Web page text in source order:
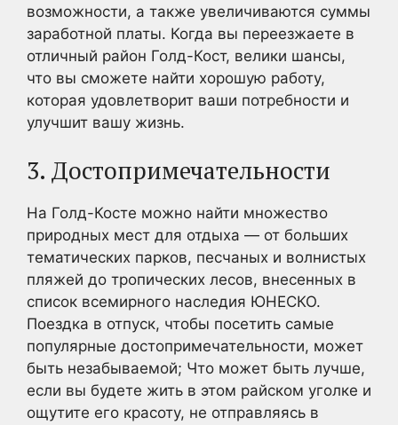
возможности, а также увеличиваются суммы
заработной платы. Когда вы переезжаете в
отличный район Голд-Кост, велики шансы,
что вы сможете найти хорошую работу,
которая удовлетворит ваши потребности и
улучшит вашу жизнь.
3. Достопримечательности
На Голд-Косте можно найти множество
природных мест для отдыха — от больших
тематических парков, песчаных и волнистых
пляжей до тропических лесов, внесенных в
список всемирного наследия ЮНЕСКО.
Поездка в отпуск, чтобы посетить самые
популярные достопримечательности, может
быть незабываемой; Что может быть лучше,
если вы будете жить в этом райском уголке и
ощутите его красоту, не отправляясь в